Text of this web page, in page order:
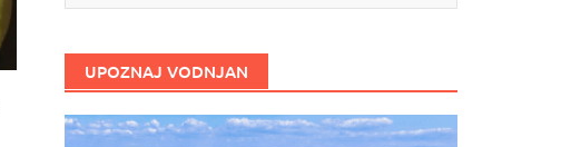
UPOZNAJ VODNJAN